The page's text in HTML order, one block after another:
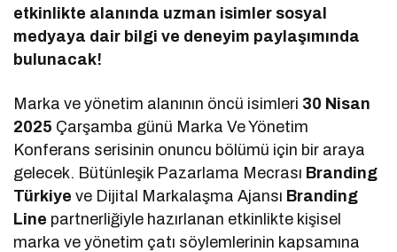
etkinlikte alanında uzman isimler sosyal
medyaya dair bilgi ve deneyim paylaşımında
bulunacak!
Marka ve yönetim alanının öncü isimleri 30 Nisan
2025 Çarşamba günü Marka Ve Yönetim
Konferans serisinin onuncu bölümü için bir araya
gelecek. Bütünleşik Pazarlama Mecrası Branding
Türkiye ve Dijital Markalaşma Ajansı Branding
Line partnerliğiyle hazırlanan etkinlikte kişisel
marka ve yönetim çatı söylemlerinin kapsamına